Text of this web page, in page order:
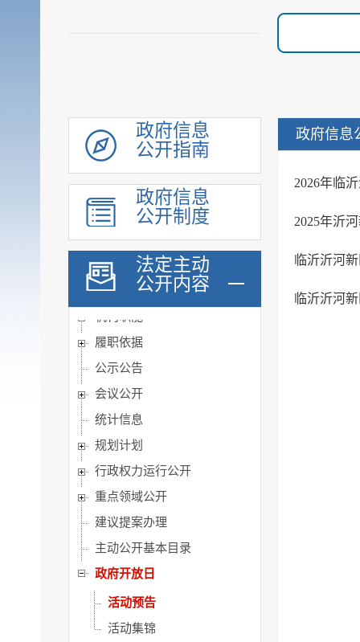
政府信息
公开指南
政府信息
公开制度
法定主动
公开内容
履职依据
公示公告
会议公开
统计信息
规划计划
行政权力运行公开
重点领域公开
建议提案办理
主动公开基本目录
政府开放日
活动预告
活动集锦
政府信息
2026年临
2025年沂
临沂沂河
临沂沂河